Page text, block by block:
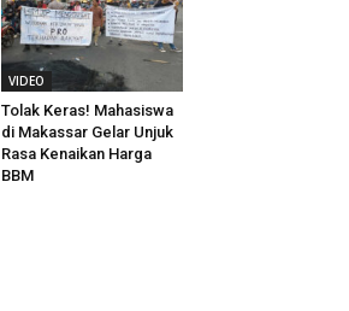
VIDEO
Tolak Keras! Mahasiswa
di Makassar Gelar Unjuk
Rasa Kenaikan Harga
BBM